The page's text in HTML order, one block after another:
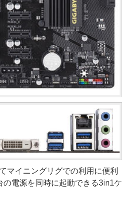
マイニングリグでの利用に便利
の電源を同時に起動できる3in1ケ